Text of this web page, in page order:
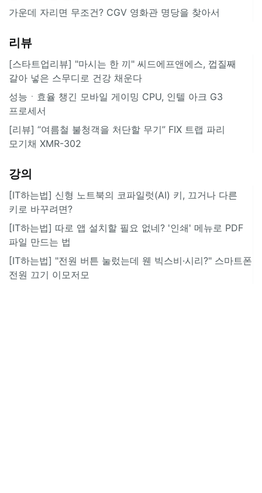
가운데 자리면 무조건? CGV 영화관 명당을 찾아서
리뷰
[스타트업리뷰] "마시는 한 끼" 씨드에프앤에스, 껍질째
갈아 넣은 스무디로 건강 채운다
성능ㆍ효율 챙긴 모바일 게이밍 CPU, 인텔 아크 G3
프로세서
[리뷰] “여름철 불청객을 처단할 무기” FIX 트랩 파리
모기채 XMR-302
강의
[IT하는법] 신형 노트북의 코파일럿(AI) 키, 끄거나 다른
키로 바꾸려면?
[IT하는법] 따로 앱 설치할 필요 없네? '인쇄' 메뉴로 PDF
파일 만드는 법
[IT하는법] "전원 버튼 눌렀는데 웬 빅스비·시리?" 스마트폰
전원 끄기 이모저모